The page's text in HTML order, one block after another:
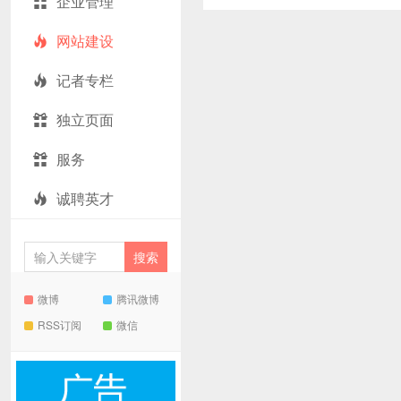
网站建设
记者专栏
独立页面
服务
诚聘英才
微博
腾讯微博
RSS订阅
微信